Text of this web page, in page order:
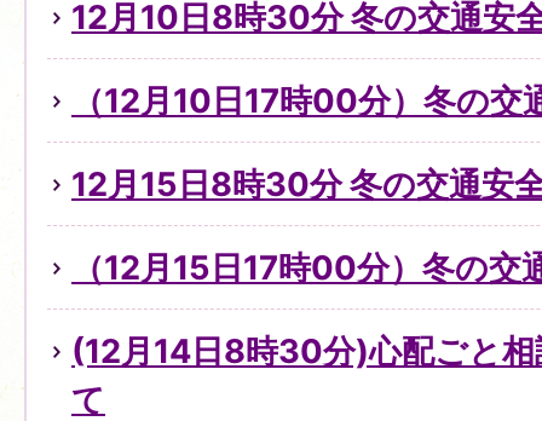
12月10日8時30分 冬の交通安
（12月10日17時00分）冬の
12月15日8時30分 冬の交通安
（12月15日17時00分）冬の
(12月14日8時30分)心配ごと
て